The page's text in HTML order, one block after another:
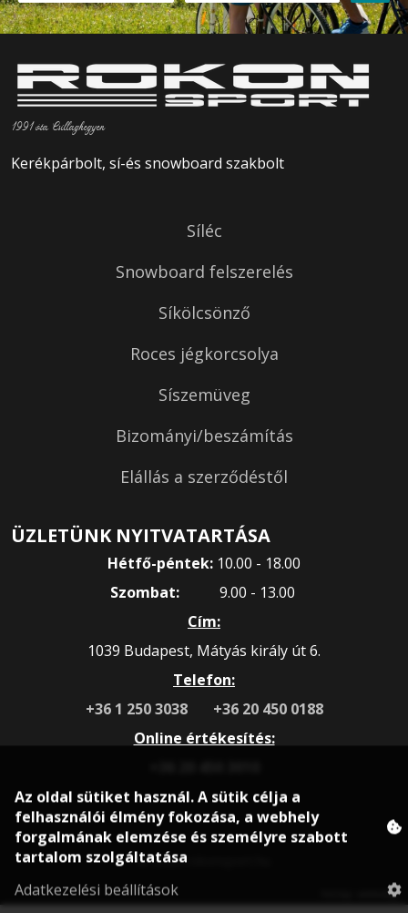
1991 óta Csillaghegyen
Kerékpárbolt, sí-és snowboard szakbolt
Síléc
Snowboard felszerelés
Síkölcsönző
Roces jégkorcsolya
Síszemüveg
Bizományi/beszámítás
Elállás a szerződéstől
ÜZLETÜNK NYITVATARTÁSA
Hétfő-péntek: 10.00 - 18.00
Szombat:
9.00 - 13.00
Cím:
1039 Budapest, Mátyás király út 6.
Telefon:
+36 1 250 3038
+36 20 450 0188
Online értékesítés:
© 2020 rokonsport.hu
Honlap: webtoday
Az oldal sütiket használ. A sütik célja a
felhasználói élmény fokozása, a webhely
forgalmának elemzése és személyre szabott
tartalom szolgáltatása
Adatkezelési beállítások